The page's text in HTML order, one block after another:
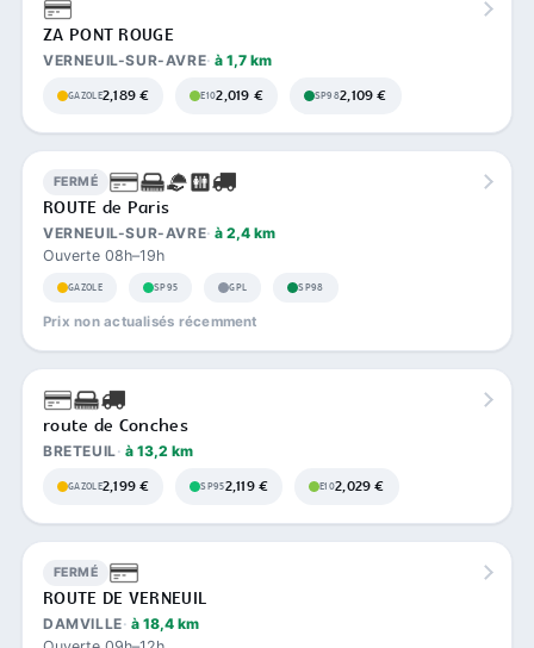
ZA PONT ROUGE
VERNEUIL-SUR-AVRE à 1,7 km
GAZOLE2,189 € E102,019 € SP982,109 €
FERMÉ
ROUTE de Paris
VERNEUIL-SUR-AVRE à 2,4 km
Ouverte 08h–19h
GAZOLE SP95 GPL SP98
Prix non actualisés récemment
route de Conches
BRETEUIL à 13,2 km
GAZOLE2,199 € SP952,119 € E102,029 €
FERMÉ
ROUTE DE VERNEUIL
DAMVILLE à 18,4 km